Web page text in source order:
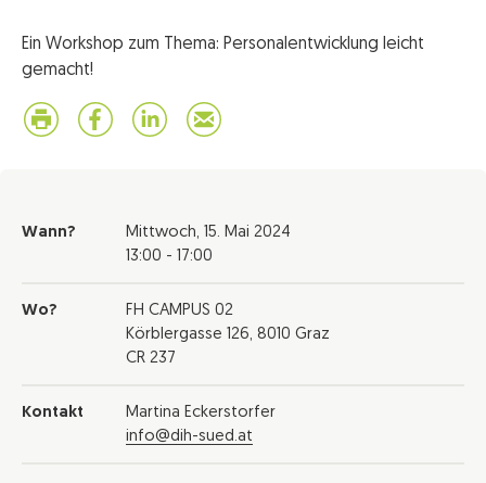
Ein Workshop zum Thema: Personalentwicklung leicht
gemacht!
Wann? Mittwoch, 15. Mai 2024
13:00 - 17:00
Wo?
FH CAMPUS 02
Körblergasse 126, 8010 Graz
CR 237
Kontakt
Martina Eckerstorfer
info@dih-sued.at